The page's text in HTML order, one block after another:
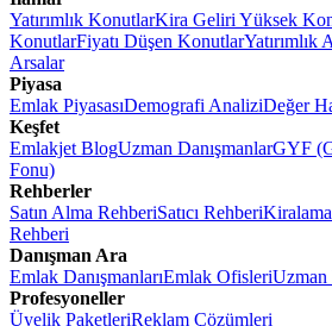
Yatırımlık KonutlarKira Geliri Yüksek
KonutlarFiyatı Düşen KonutlarYatırımlık
Arsalar
Piyasa
Emlak PiyasasıDemografi AnaliziDeğer
Keşfet
Emlakjet BlogUzman DanışmanlarGYF
Fonu)
Rehberler
Satın Alma RehberiSatıcı Rehberi
Rehberi
Danışman Ara
Emlak DanışmanlarıEmlak OfisleriUzman
Profesyoneller
Üyelik PaketleriReklam Çözümleri